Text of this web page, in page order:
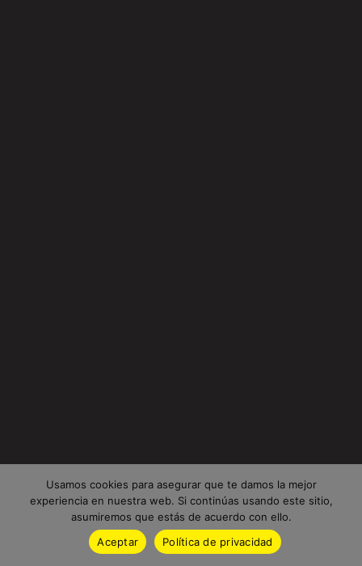
Usamos cookies para asegurar que te damos la mejor
experiencia en nuestra web. Si continúas usando este sitio,
asumiremos que estás de acuerdo con ello.
Aceptar
Política de privacidad